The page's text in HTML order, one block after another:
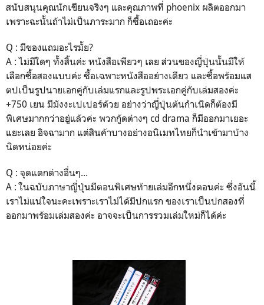
สนับสนุนคุณนักเขียนจริงๆ และคุณภาพที่ phoenix ผลิตออกมา
เพราะฉะนั้นถ้าไม่เป็นภาระมาก ก็ซื้อเถอะค่ะ
Q : มีของแถมอะไรมั้ย?
A : ไม่มีใดๆ ทั้งสิ้นค่ะ หนังสือเพียวๆ เลย ส่วนของญี่ปุ่นนั้นมีให้
เลือกซื้อสองแบบค่ะ ซื้อเฉพาะหนังสืออย่างเดียว และซื้อพร้อมแส
ตปเป็นรูปนายเอกคู่กับเล่มแรกและรูปพระเอกคู่กับเล่มสองค่ะ
+750 เยน มีมังงะเปเปอร์ด้วย อย่างว่าญี่ปุ่นต้นกำเนิดก็ต้องมี
พิเศษมากกว่าอยู่แล้วค่ะ พวกกู้ดต่างๆ cd drama ก็มีออกมาเยอะ
แยะเลย อิจฉามาก แต่สินค้าบางอย่างอนิเมทไทยก็นำเข้ามาบ้าง
นิดหน่อยค่ะ
Q : จุดแตกต่างอื่นๆ...
A : ในฉบับภาษาญี่ปุ่นมีตอนพิเศษท้ายเล่มอีกหนึ่งตอนค่ะ ซึ่งอันนี้
เราไม่แน่ใจนะคะเพราะเราไม่ได้มีปกแรก ของเราเป็นปกสองที่
ออกมาพร้อมเล่มสองค่ะ อาจจะเป็นการรวมเล่มใหม่ก็ได้ค่ะ